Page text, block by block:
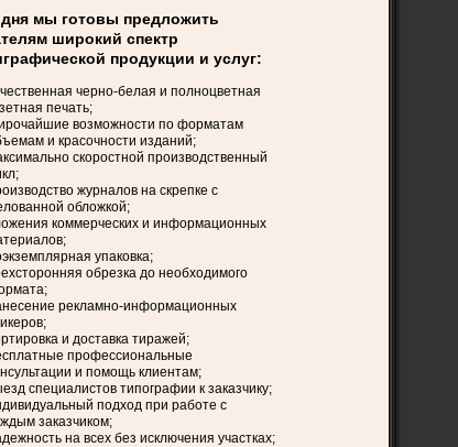
мы готовы предложить
широкий спектр
продукции и услуг:
черно-белая и полноцветная
печать;
возможности по форматам
и красочности изданий;
скоростной производственный
журналов на скрепке с
обложкой;
коммерческих и информационных
упаковка;
обрезка до необходимого
рекламно-информационных
и доставка тиражей;
профессиональные
и помощь клиентам;
специалистов типографии к заказчику;
подход при работе с
заказчиком;
на всех без исключения участках;